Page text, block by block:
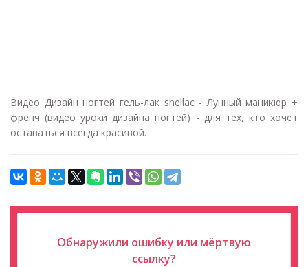
Видео Дизайн ногтей гель-лак shellac - Лунный маникюр +
френч (видео уроки дизайна ногтей) - для тех, кто хочет
оставаться всегда красивой.
Обнаружили ошибку или мёртвую
ссылку?